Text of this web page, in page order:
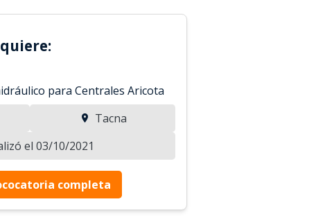
para Centrales Aricota
Tacna
el 03/10/2021
completa